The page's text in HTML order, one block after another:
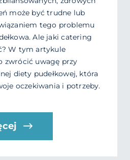
może być trudne lub
tego problemu
Ale jaki catering
W tym artykule
zwrócić uwagę przy
diety pudełkowej, która
oczekiwania i potrzeby.